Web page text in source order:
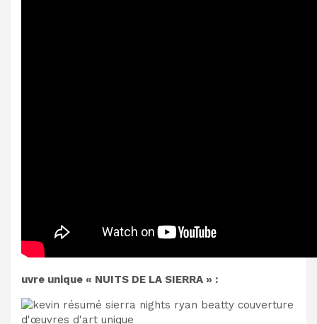
uvre unique « NUITS DE LA SIERRA » :